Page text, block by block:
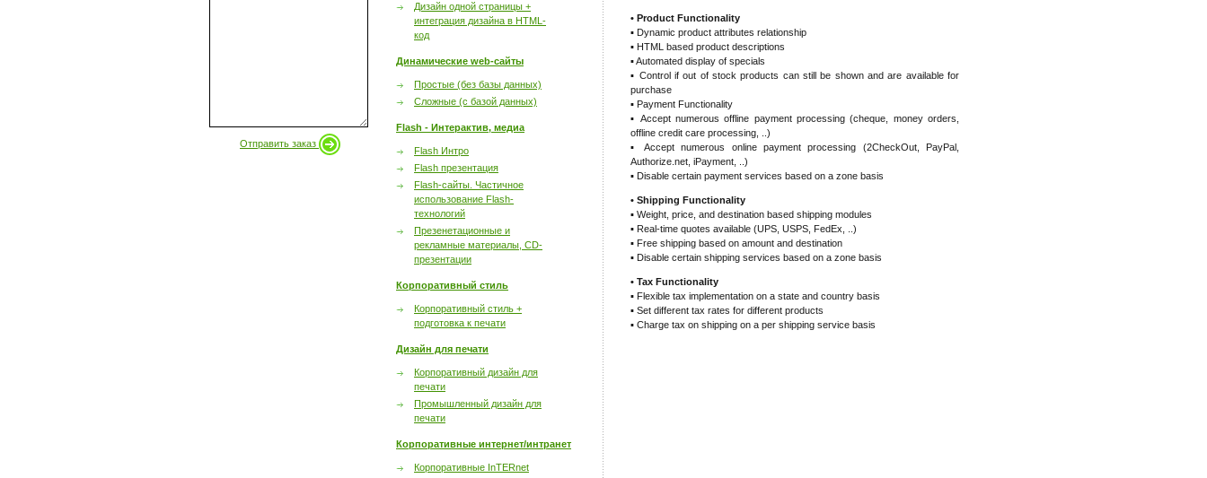
Отправить заказ
Дизайн одной страницы +
интеграция дизайна в HTML-
код
Динамические web-сайты
Простые (без базы данных)
Сложные (с базой данных)
Flash - Интерактив, медиа
Flash Интро
Flash презентация
Flash-сайты. Частичное
использование Flash-
технологий
Презенетационные и
рекламные материалы, CD-
презентации
Корпоративный стиль
Корпоративный стиль +
подготовка к печати
Дизайн для печати
Корпоративный дизайн для
печати
Промышленный дизайн для
печати
Корпоративные интернет/интранет
Корпоративные InTERnet
• Product Functionality
▪ Dynamic product attributes relationship
▪ HTML based product descriptions
▪ Automated display of specials
▪ Control if out of stock products can still be shown and are available for
purchase
▪ Payment Functionality
▪ Accept numerous offline payment processing (cheque, money orders,
offline credit care processing, ..)
▪ Accept numerous online payment processing (2CheckOut, PayPal,
Authorize.net, iPayment, ..)
▪ Disable certain payment services based on a zone basis
• Shipping Functionality
▪ Weight, price, and destination based shipping modules
▪ Real-time quotes available (UPS, USPS, FedEx, ..)
▪ Free shipping based on amount and destination
▪ Disable certain shipping services based on a zone basis
• Tax Functionality
▪ Flexible tax implementation on a state and country basis
▪ Set different tax rates for different products
▪ Charge tax on shipping on a per shipping service basis